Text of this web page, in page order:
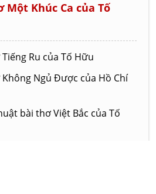
Khúc Ca của Tố
Ru của Tố Hữu
Ngủ Được của Hồ Chí
bài thơ Việt Bắc của Tố